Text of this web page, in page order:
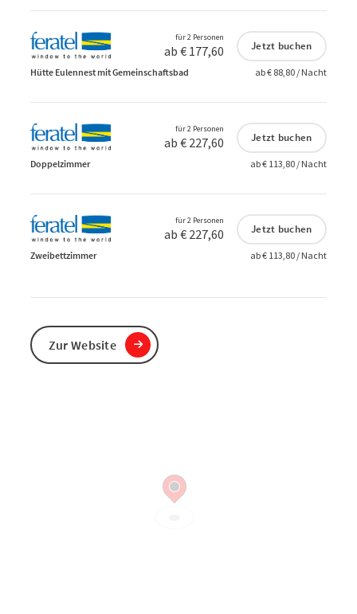
für 2 Personen
ab € 177,60 Jetzt buchen
Hütte Eulennest mit Gemeinschaftsbad ab € 88,80 / Nacht
für 2 Personen
ab € 227,60 Jetzt buchen
Doppelzimmer ab € 113,80 / Nacht
für 2 Personen
ab € 227,60 Jetzt buchen
Zweibettzimmer ab € 113,80 / Nacht
Zur Website